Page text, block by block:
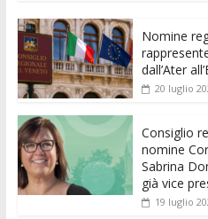
e
b
o
o
k
itt
er l s
A
p
p
Nomine
dall’Ater
20 luglio
Consiglio
nomine
Sabrina
già vice
19 luglio